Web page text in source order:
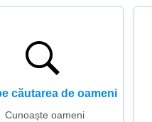
căutarea de oameni
Cunoaște oameni